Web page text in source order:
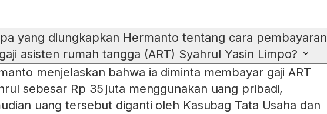
yang diungkapkan Hermanto tentang cara pembayaran
gaji asisten rumah tangga (ART) Syahrul Yasin Limpo?
menjelaskan bahwa ia diminta membayar gaji ART
sebesar Rp 35 juta menggunakan uang pribadi,
uang tersebut diganti oleh Kasubag Tata Usaha dan